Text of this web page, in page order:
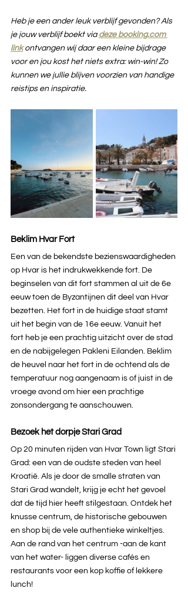
Heb je een ander leuk verblijf gevonden? Als
je jouw verblijf boekt via deze booking.com
link ontvangen wij daar een kleine bijdrage
voor en jou kost het niets extra: win-win! Zo
kunnen we jullie blijven voorzien van handige
reistips en inspiratie.
Beklim Hvar Fort
Een van de bekendste bezienswaardigheden
op Hvar is het indrukwekkende fort. De
beginselen van dit fort stammen al uit de 6e
eeuw toen de Byzantijnen dit deel van Hvar
bezetten. Het fort in de huidige staat stamt
uit het begin van de 16e eeuw. Vanuit het
fort heb je een prachtig uitzicht over de stad
en de nabijgelegen Pakleni Eilanden. Beklim
de heuvel naar het fort in de ochtend als de
temperatuur nog aangenaam is of juist in de
vroege avond om hier een prachtige
zonsondergang te aanschouwen.
Bezoek het dorpje Stari Grad
Op 20 minuten rijden van Hvar Town ligt Stari
Grad: een van de oudste steden van heel
Kroatië. Als je door de smalle straten van
Stari Grad wandelt, krijg je echt het gevoel
dat de tijd hier heeft stilgestaan. Ontdek het
knusse centrum, de historische gebouwen
en shop bij de vele authentieke winkeltjes.
Aan de rand van het centrum -aan de kant
van het water- liggen diverse cafés en
restaurants voor een kop koffie of lekkere
lunch!